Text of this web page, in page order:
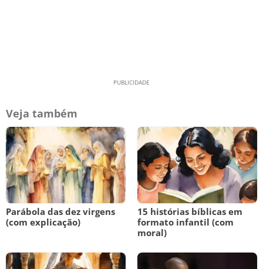
Veja também
Parábola das dez virgens
(com explicação)
15 histórias bíblicas em
formato infantil (com
moral)